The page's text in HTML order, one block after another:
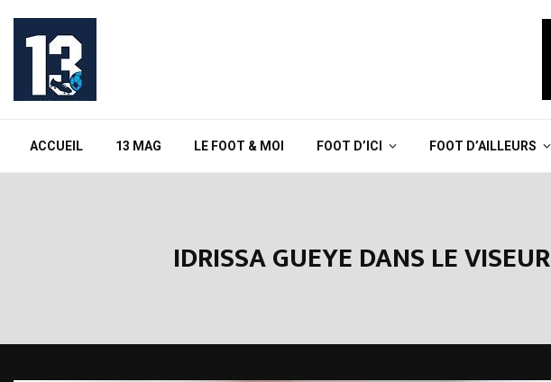
ACCUEIL 13 MAG LE FOOT & MOI FOOT D’ICI FOOT D’AILLEURS
IDRISSA GUEYE DANS LE